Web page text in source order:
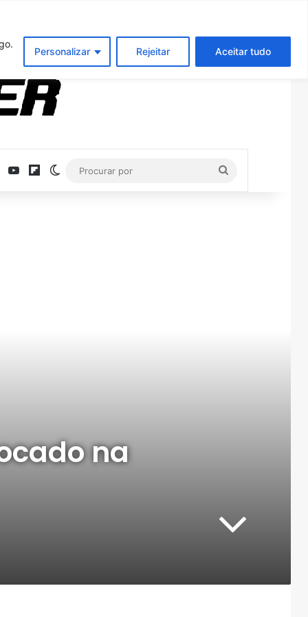
Personalizar Rejeitar Aceitar tudo
YouTubeFlipboardSwitch skin
por
na